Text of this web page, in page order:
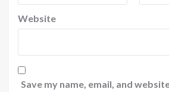
Website
Save my name, email, and